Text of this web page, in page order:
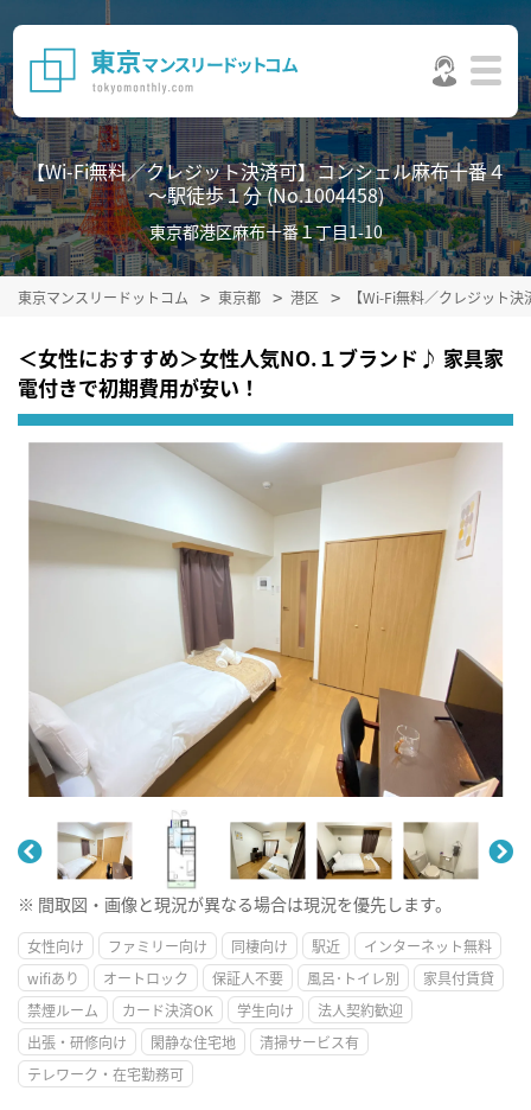
【Wi-Fi無料／クレジット決済可】コンシェル麻布十番４
～駅徒歩１分 (No.1004458)
東京都港区麻布十番１丁目1-10
東京マンスリードットコム 東京都 港区 【Wi-Fi無料／クレジット
＜女性におすすめ＞女性人気NO.１ブランド♪ 家具家
電付きで初期費用が安い！
※ 間取図・画像と現況が異なる場合は現況を優先します。
女性向け ファミリー向け 同棲向け 駅近
インターネット無料
wifiあり
オートロック 保証人不要 風呂･トイレ別
家具付賃貸
禁煙ルーム
カード決済OK 学生向け
法人契約歓迎
出張・研修向け
閑静な住宅地
清掃サービス有
テレワーク・在宅勤務可